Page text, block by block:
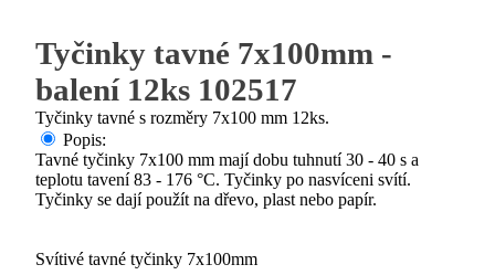
Tyčinky tavné 7x100mm -
balení 12ks 102517
Tyčinky tavné s rozměry 7x100 mm 12ks.
Popis:
Tavné tyčinky 7x100 mm mají dobu tuhnutí 30 - 40 s a
teplotu tavení 83 - 176 °C. Tyčinky po nasvíceni svítí.
Tyčinky se dají použít na dřevo, plast nebo papír.
Svítivé tavné tyčinky 7x100mm